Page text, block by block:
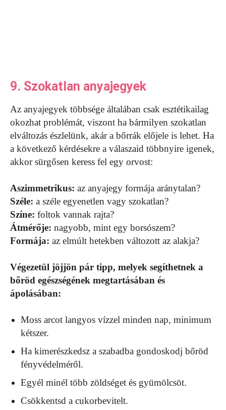
9. Szokatlan anyajegyek
Az anyajegyek többsége általában csak esztétikailag
okozhat problémát, viszont ha bármilyen szokatlan
elváltozás észlelünk, akár a bőrrák előjele is lehet. Ha
a következő kérdésekre a válaszaid többnyire igenek,
akkor sürgősen keress fel egy orvost:
Aszimmetrikus: az anyajegy formája aránytalan?
Széle: a széle egyenetlen vagy szokatlan?
Színe: foltok vannak rajta?
Átmérője: nagyobb, mint egy borsószem?
Formája: az elmúlt hetekben változott az alakja?
Végezetül jöjjön pár tipp, melyek segíthetnek a
bőröd egészségének megtartásában és
ápolásában:
Moss arcot langyos vízzel minden nap, minimum
kétszer.
Ha kimerészkedsz a szabadba gondoskodj bőröd
fényvédelméről.
Egyél minél több zöldséget és gyümölcsöt.
Csökkentsd a cukorbevitelt.